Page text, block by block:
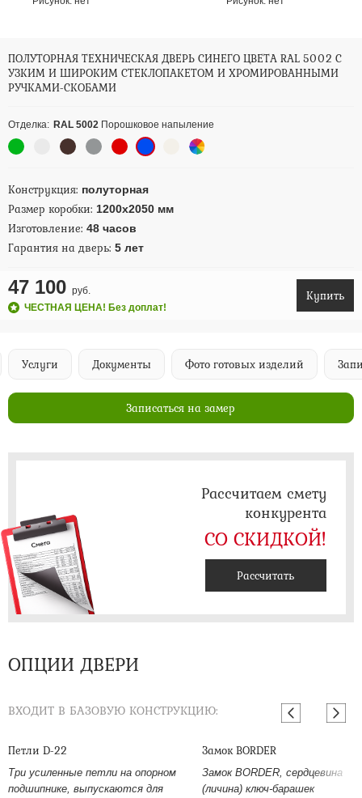
ПОЛУТОРНАЯ ТЕХНИЧЕСКАЯ ДВЕРЬ СИНЕГО ЦВЕТА RAL 5002 С
УЗКИМ И ШИРОКИМ СТЕКЛОПАКЕТОМ И ХРОМИРОВАННЫМИ
РУЧКАМИ-СКОБАМИ
Отделка: RAL 5002 Порошковое напыление
Конструкция: полуторная
Размер коробки: 1200х2050 мм
Изготовление: 48 часов
Гарантия на дверь: 5 лет
47 100 руб.
ЧЕСТНАЯ ЦЕНА! Без доплат!
Купить
Услуги Документы Фото готовых изделий
Записаться на замер
Рассчитаем смету
конкурента
СО СКИДКОЙ!
Рассчитать
ОПЦИИ ДВЕРИ
ВХОДИТ В БАЗОВУЮ КОНСТРУКЦИЮ:
Петли D-22
Три усиленные петли на опорном
подшипнике, выпускаются для
Замок BORDER
Замок BORDER, сердцевина
(личина) ключ-барашек